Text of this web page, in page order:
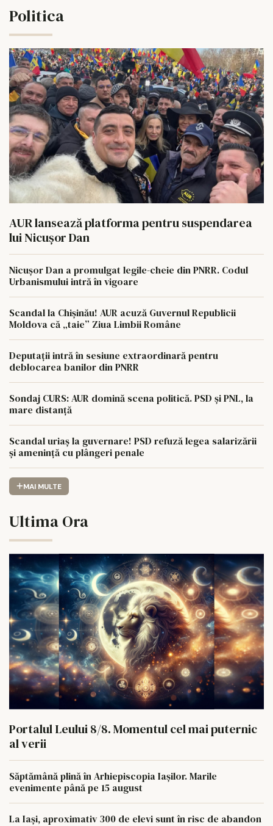
Politica
AUR lansează platforma pentru suspendarea
lui Nicușor Dan
Nicușor Dan a promulgat legile-cheie din PNRR. Codul
Urbanismului intră în vigoare
Scandal la Chișinău! AUR acuză Guvernul Republicii
Moldova că „taie” Ziua Limbii Române
Deputații intră în sesiune extraordinară pentru
deblocarea banilor din PNRR
Sondaj CURS: AUR domină scena politică. PSD și PNL, la
mare distanță
Scandal uriaș la guvernare! PSD refuză legea salarizării
și amenință cu plângeri penale
MAI MULTE
Ultima Ora
Portalul Leului 8/8. Momentul cel mai puternic
al verii
Săptămână plină în Arhiepiscopia Iașilor. Marile
evenimente până pe 15 august
La Iași, aproximativ 300 de elevi sunt în risc de abandon